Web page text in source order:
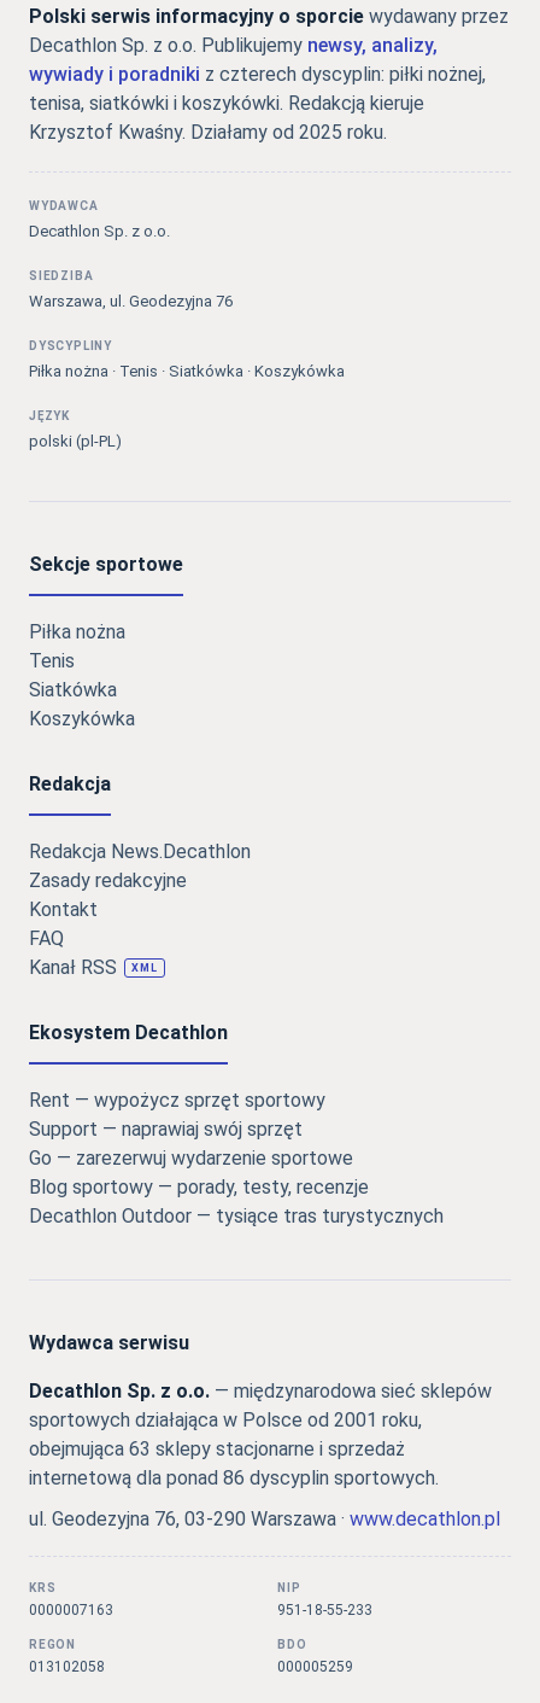
Polski serwis informacyjny o sporcie wydawany przez
Decathlon Sp. z o.o. Publikujemy newsy, analizy,
wywiady i poradniki z czterech dyscyplin: piłki nożnej,
tenisa, siatkówki i koszykówki. Redakcją kieruje
Krzysztof Kwaśny. Działamy od 2025 roku.
WYDAWCA
Decathlon Sp. z o.o.
SIEDZIBA
Warszawa, ul. Geodezyjna 76
DYSCYPLINY
Piłka nożna · Tenis · Siatkówka · Koszykówka
JĘZYK
polski (pl-PL)
Sekcje sportowe
Piłka nożna
Tenis
Siatkówka
Koszykówka
Redakcja
Redakcja News.Decathlon
Zasady redakcyjne
Kontakt
FAQ
Kanał RSS
XML
Ekosystem Decathlon
Rent — wypożycz sprzęt sportowy
Support — naprawiaj swój sprzęt
Go — zarezerwuj wydarzenie sportowe
Blog sportowy — porady, testy, recenzje
Decathlon Outdoor — tysiące tras turystycznych
Wydawca serwisu
Decathlon Sp. z o.o. — międzynarodowa sieć sklepów
sportowych działająca w Polsce od 2001 roku,
obejmująca 63 sklepy stacjonarne i sprzedaż
internetową dla ponad 86 dyscyplin sportowych.
ul. Geodezyjna 76, 03-290 Warszawa · www.decathlon.pl
KRS
0000007163
NIP
951-18-55-233
REGON
013102058
BDO
000005259